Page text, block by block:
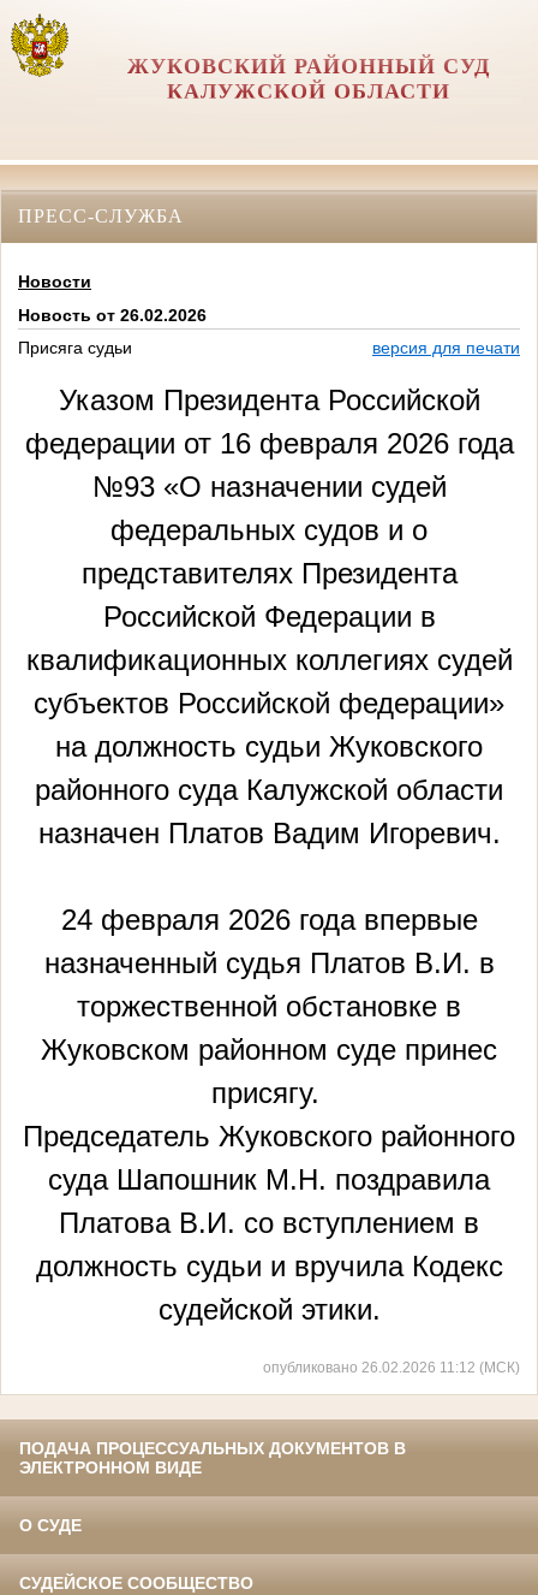
ЖУКОВСКИЙ РАЙОННЫЙ СУД
КАЛУЖСКОЙ ОБЛАСТИ
ПРЕСС-СЛУЖБА
Новости
Новость от 26.02.2026
Присяга судьи
версия для печати
Указом Президента Российской
федерации от 16 февраля 2026 года
№93 «О назначении судей
федеральных судов и о
представителях Президента
Российской Федерации в
квалификационных коллегиях судей
субъектов Российской федерации»
на должность судьи Жуковского
районного суда Калужской области
назначен Платов Вадим Игоревич.
24 февраля 2026 года впервые
назначенный судья Платов В.И. в
торжественной обстановке в
Жуковском районном суде принес
присягу.
Председатель Жуковского районного
суда Шапошник М.Н. поздравила
Платова В.И. со вступлением в
должность судьи и вручила Кодекс
судейской этики.
опубликовано 26.02.2026 11:12 (МСК)
ПОДАЧА ПРОЦЕССУАЛЬНЫХ ДОКУМЕНТОВ В
ЭЛЕКТРОННОМ ВИДЕ
О СУДЕ
СУДЕЙСКОЕ СООБЩЕСТВО